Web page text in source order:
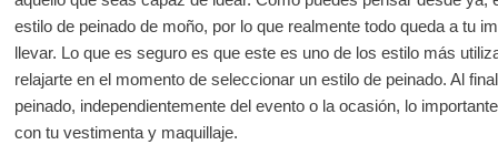
estilo de peinado de moño, por lo que realmente todo queda a tu
llevar. Lo que es seguro es que este es uno de los estilo más
relajarte en el momento de seleccionar un estilo de peinado. Al
peinado, independientemente del evento o la ocasión, lo
con tu vestimenta y maquillaje.